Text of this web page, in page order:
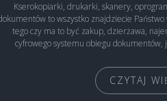
Kserokopiarki, drukarki, skanery,
to wszystko znajdziecie
tego czy ma to być zakup, dzierżawa,
cyfrowego systemu obiegu dokumentów,
CZYTAJ